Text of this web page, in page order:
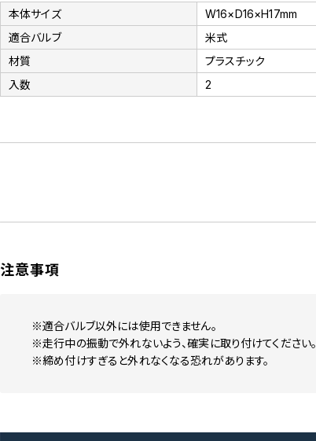
本体サイズ
W16×D16×H17mm
適合バルブ
米式
材質
プラスチック
入数
2
注意事項
※適合バルブ以外には使用できません。
※走行中の振動で外れないよう、確実に取り付けてください。
※締め付けすぎると外れなくなる恐れがあります。